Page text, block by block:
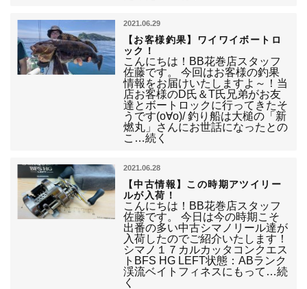
2021.06.29
【お客様釣果】ワイワイボートロ
ック！
こんにちは！BB花巻店スタッフ
佐藤です。 今回はお客様の釣果
情報をお届けいたしますよ～！当
店お客様のD氏＆T氏兄弟がお友
達とボートロックに行ってきたそ
うです(o∀o)/ 釣り船は大槌の「新
燃丸」さんにお世話になったとの
こ…続く
2021.06.28
【中古情報】この時期アツイリー
ルが入荷！
こんにちは！BB花巻店スタッフ
佐藤です。 今日は今の時期こそ
出番の多い中古シマノリール達が
入荷したのでご紹介いたします！
シマノ１７カルカッタコンクエス
トBFS HG LEFT状態：ABランク
渓流ベイトフィネスにもって…続
く